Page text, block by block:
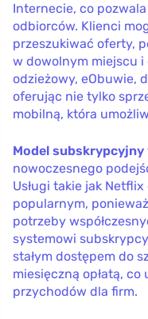
Internecie, co
odbiorców. Klienci
przeszukiwać oferty,
w dowolnym miejscu
odzieżowy, eObuwie,
oferując nie tylko
mobilną, która
Model subskrypcyjny
nowoczesnego
Usługi takie jak
popularnym,
potrzeby
systemowi
stałym dostępem do
miesięczną opłatą,
przychodów dla firm.